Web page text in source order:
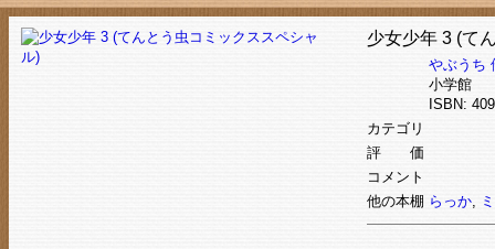
少女少年 3 (て
やぶうち
小学館
ISBN:
カテゴリ
評 価
コメント
他の本棚 らっか,